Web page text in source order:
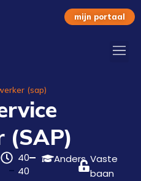
mijn portaal
(sap)
(SAP)
40
40
Anders Vaste
baan